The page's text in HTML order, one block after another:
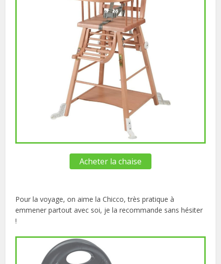
Acheter la chaise
Pour la voyage, on aime la Chicco, très pratique à
emmener partout avec soi, je la recommande sans hésiter
!